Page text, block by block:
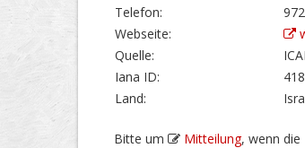
Telefon:
Webseite:
Quelle:
Iana ID:
418
Land:
Bitte um Mitteilung, wenn